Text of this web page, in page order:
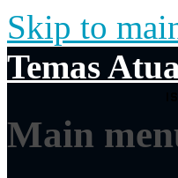
Skip to
Temas
Main